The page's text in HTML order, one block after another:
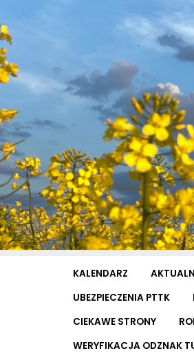
Przejdź
treści
KALENDARZ
UBEZPIECZENIA PTTK
CIEKAWE STRONY
WERYFIKACJA ODZNAK